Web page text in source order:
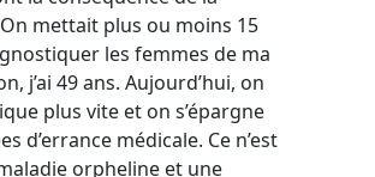
mettait plus ou moins 15
les femmes de ma
j’ai 49 ans. Aujourd’hui, on
plus vite et on s’épargne
d’errance médicale. Ce n’est
orpheline et une